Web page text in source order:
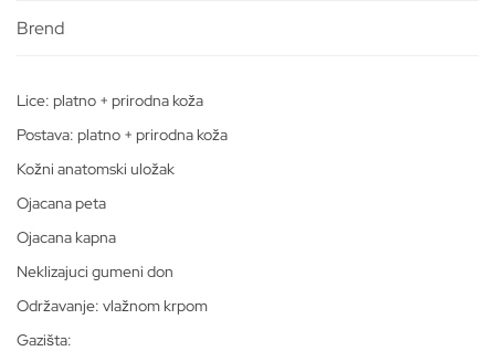
Lice: platno + prirodna koža
Postava: platno + prirodna koža
Kožni anatomski uložak
Ojacana peta
Ojacana kapna
Neklizajuci gumeni don
Održavanje: vlažnom krpom
Gazišta: